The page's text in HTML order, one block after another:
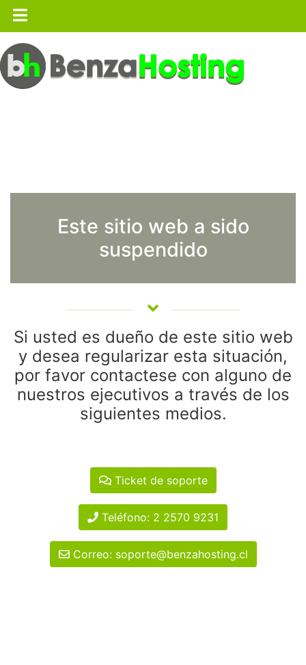
Este sitio web a sido
suspendido
Si usted es dueño de este sitio web
y desea regularizar esta situación,
por favor contactese con alguno de
nuestros ejecutivos a través de los
siguientes medios.
Ticket de soporte
Teléfono: 2 2570 9231
Correo: soporte@benzahosting.cl